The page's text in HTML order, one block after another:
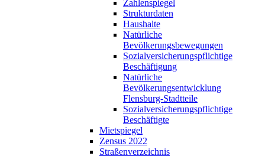
Zahlenspiegel
Strukturdaten
Haushalte
Natürliche
Bevölkerungsbewegungen
Sozialversicherungspflichtige
Beschäftigung
Natürliche
Bevölkerungsentwicklung
Flensburg-Stadtteile
Sozialversicherungspflichtige
Beschäftigte
Mietspiegel
Zensus 2022
Straßenverzeichnis